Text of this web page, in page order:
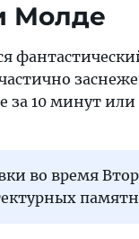
Молде
10 минут или
во время